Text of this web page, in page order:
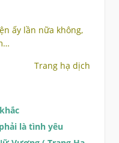
ấy lần nữa không,
Trang hạ dịch
là tình yêu